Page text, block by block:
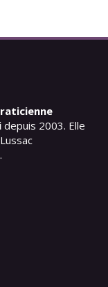
depuis 2003. Elle